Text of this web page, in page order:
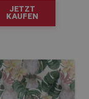
JETZT
KAUFEN